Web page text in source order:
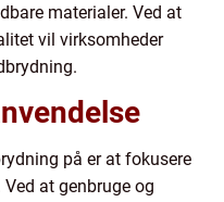
materialer. Ved at
vil virksomheder
på er at fokusere
at genbruge og